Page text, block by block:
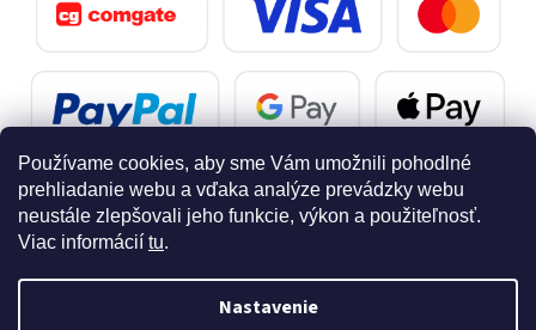
Používame cookies, aby sme Vám umožnili pohodlné
prehliadanie webu a vďaka analýze prevádzky webu
neustále zlepšovali jeho funkcie, výkon a použiteľnosť.
Viac informácií tu.
Nastavenie
Vytvoril Shoptet